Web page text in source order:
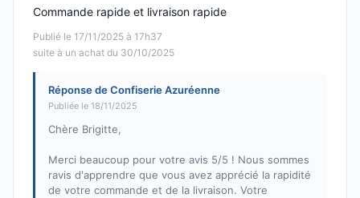
Publié le 17/11/2025 à 17h37
suite à un achat du 30/10/2025
Commande rapide et livraison rapide
Réponse de Confiserie Azuréenne
Publiée le 18/11/2025
Chère Brigitte,
Merci beaucoup pour votre avis 5/5 ! Nous sommes
ravis d'apprendre que vous avez apprécié la rapidité
de votre commande et de la livraison. Votre